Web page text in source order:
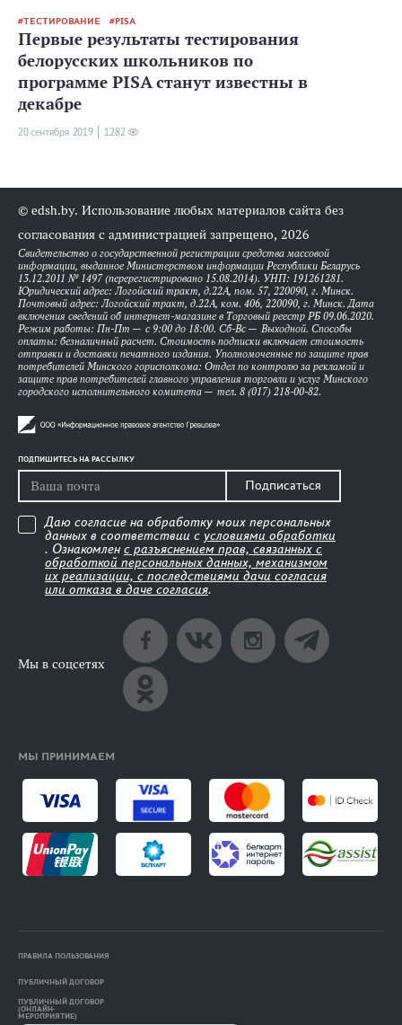
ТЕСТИРОВАНИЕ PISA
Первые результаты тестирования
белорусских школьников по
программе PISA станут известны в
декабре
20 сентября 2019 1282
© edsh.by. Использование любых материалов сайта без
согласования с администрацией запрещено, 2026
Свидетельство о государственной регистрации средства массовой
информации, выданное Министерством информации Республики Беларусь
13.12.2011 № 1497 (перерегистрировано 15.08.2014). УНП: 191261281.
Юридический адрес: Логойский тракт, д.22А, пом. 57, 220090, г. Минск.
Почтовый адрес: Логойский тракт, д.22А, ком. 406, 220090, г. Минск. Дата
включения сведений об интернет-магазине в Торговый реестр РБ 09.06.2020.
Режим работы: Пн-Пт — с 9:00 до 18:00. Сб-Вс — Выходной. Способы
оплаты: безналичный расчет. Стоимость подписки включает стоимость
отправки и доставки печатного издания. Уполномоченные по защите прав
потребителей Минского горисполкома: Отдел по контролю за рекламой и
защите прав потребителей главного управления торговли и услуг Минского
городского исполнительного комитета — тел. 8 (017) 218-00-82.
ПОДПИШИТЕСЬ НА РАССЫЛКУ
Подписаться
Даю согласие на обработку моих персональных
данных в соответствии с условиями обработки
. Ознакомлен с разъяснением прав, связанных с
обработкой персональных данных, механизмом
их реализации, с последствиями дачи согласия
или отказа в даче согласия.
Мы в соцсетях
МЫ ПРИНИМАЕМ
ПРАВИЛА ПОЛЬЗОВАНИЯ
ПУБЛИЧНЫЙ ДОГОВОР
ПУБЛИЧНЫЙ ДОГОВОР
(ОНЛАЙН-
МЕРОПРИЯТИЕ)